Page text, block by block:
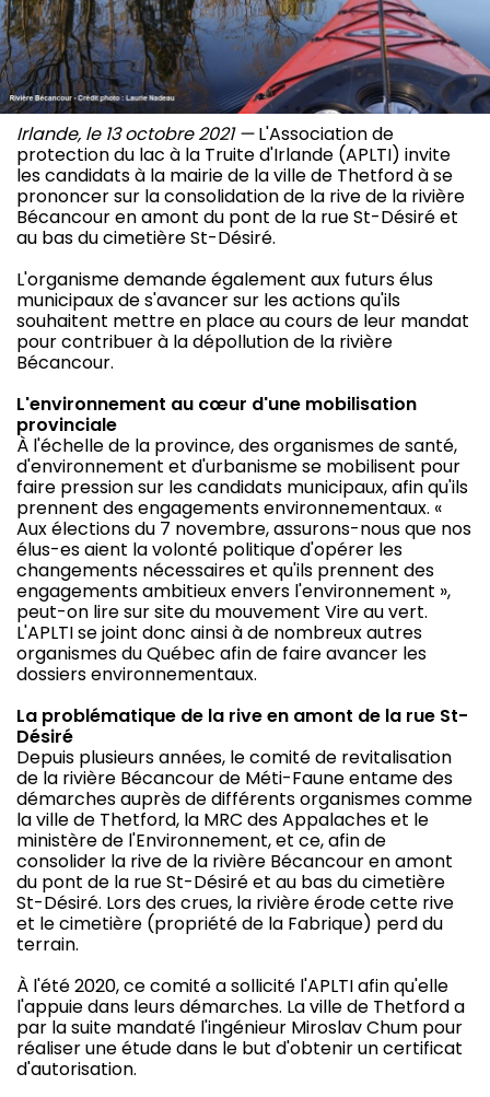
Irlande, le 13 octobre 2021 —L'Association de
protection du lac à la Truite d'Irlande (APLTI) invite
les candidats à la mairie de la ville de Thetford à se
prononcer sur la consolidation de la rive de la rivière
Bécancour en amont du pont de la rue St-Désiré et
au bas du cimetière St-Désiré.
L'organisme demande également aux futurs élus
municipaux de s'avancer sur les actions qu'ils
souhaitent mettre en place au cours de leur mandat
pour contribuer à la dépollution de la rivière
Bécancour.
L'environnement au cœur d'une mobilisation
provinciale
À l'échelle de la province, des organismes de santé,
d'environnement et d'urbanisme se mobilisent pour
faire pression sur les candidats municipaux, afin qu'ils
prennent des engagements environnementaux. «
Aux élections du 7 novembre, assurons-nous que nos
élus-es aient la volonté politique d'opérer les
changements nécessaires et qu'ils prennent des
engagements ambitieux envers l'environnement »,
peut-on lire sur site du mouvement Vire au vert.
L'APLTI se joint donc ainsi à de nombreux autres
organismes du Québec afin de faire avancer les
dossiers environnementaux.
La problématique de la rive en amont de la rue St-
Désiré
Depuis plusieurs années, le comité de revitalisation
de la rivière Bécancour de Méti-Faune entame des
démarches auprès de différents organismes comme
la ville de Thetford, la MRC des Appalaches et le
ministère de l'Environnement, et ce, afin de
consolider la rive de la rivière Bécancour en amont
du pont de la rue St-Désiré et au bas du cimetière
St-Désiré. Lors des crues, la rivière érode cette rive
et le cimetière (propriété de la Fabrique) perd du
terrain.
À l'été 2020, ce comité a sollicité l'APLTI afin qu'elle
l'appuie dans leurs démarches. La ville de Thetford a
par la suite mandaté l'ingénieur Miroslav Chum pour
réaliser une étude dans le but d'obtenir un certificat
d'autorisation.